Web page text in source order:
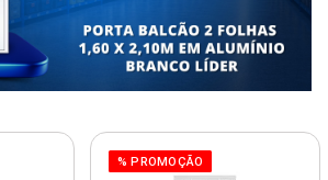
% PROMOÇÃO